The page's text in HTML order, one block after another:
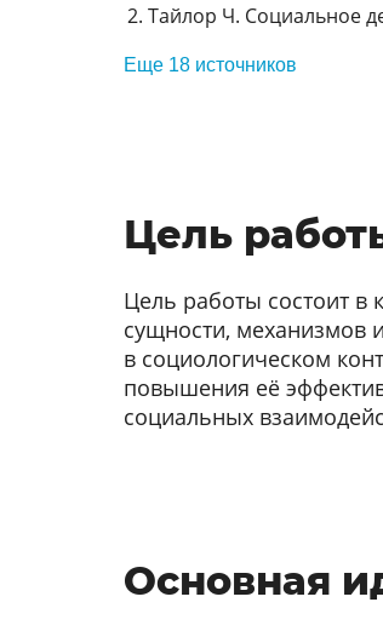
Тайлор Ч. Социальное
Еще 18 источников
Цель
Цель работы состоит в
сущности, механизмов
в социологическом
повышения её
социальных
Основная